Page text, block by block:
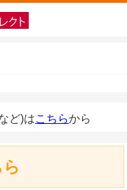
ど)はこちらから